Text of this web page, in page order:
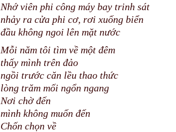
Nhớ viên phi công máy bay trinh sát
nhảy ra cửa phi cơ, rơi xuống biển
đầu không ngoi lên mặt nước
Mỗi năm tôi tìm về một đêm
thấy mình trên đảo
ngồi trước căn lều thao thức
lòng trăm mối ngổn ngang
Nơi chờ đến
mình không muốn đến
Chốn chọn về